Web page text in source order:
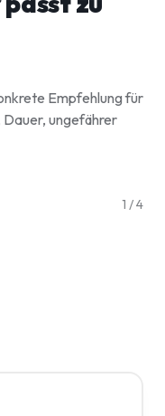
Empfehlung für
ungefährer
1 /4